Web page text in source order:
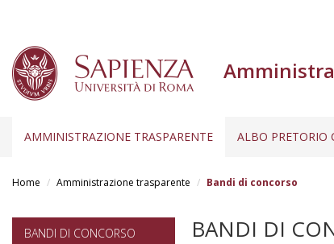
AMMINISTRAZIONE TRASPARENTE ALBO PRETORIO
Home Amministrazione trasparente Bandi di concorso
BANDI DI CONCORSO BANDI DI